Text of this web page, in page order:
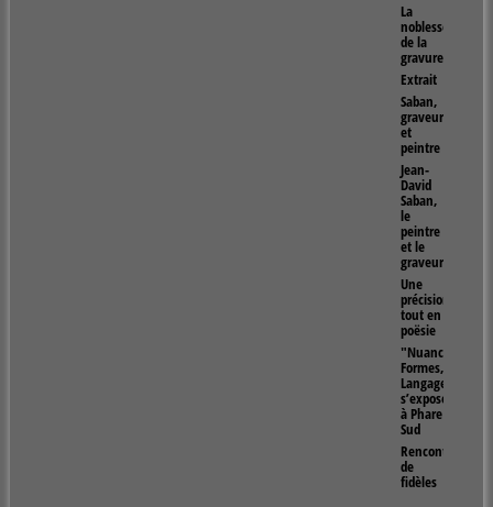
La
noblesse
de la
gravure
Extrait
Saban,
graveur
et
peintre
Jean-
David
Saban,
le
peintre
et le
graveur
Une
précision
tout en
poësie
"Nuances,
Formes,
Langages"
s’exposent
à Phare
Sud
Rencontres
de
fidèles